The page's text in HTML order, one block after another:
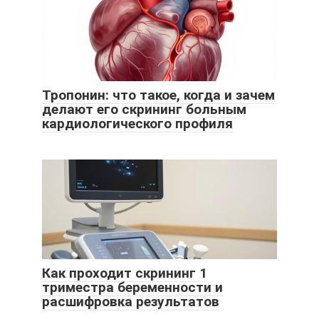
Тропонин: что такое, когда и зачем
делают его скрининг больным
кардиологического профиля
Как проходит скрининг 1
триместра беременности и
расшифровка результатов